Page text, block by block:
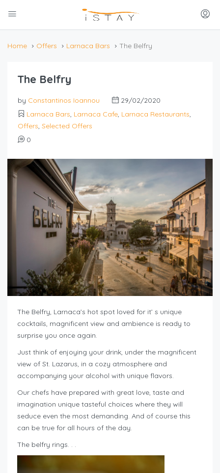
Home Offers Larnaca Bars The Belfry
The Belfry
by Constantinos Ioannou
29/02/2020
Larnaca Bars, Larnaca Cafe, Larnaca Restaurants,
Offers, Selected Offers
0
The Belfry, Larnaca’s hot spot loved for it’ s unique
cocktails, magnificent view and ambience is ready to
surprise you once again.
Just think of enjoying your drink, under the magnificent
view of St. Lazarus, in a cozy atmosphere and
accompanying your alcohol with unique flavors.
Our chefs have prepared with great love, taste and
imagination unique tasteful choices where they will
seduce even the most demanding. And of course this
can be true for all hours of the day.
The belfry rings. . .